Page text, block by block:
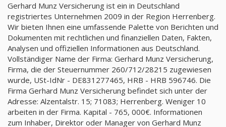
Gerhard Munz Versicherung ist ein in Deutschland
registriertes Unternehmen 2009 in der Region Herrenberg.
Wir bieten Ihnen eine umfassende Palette von Berichten und
Dokumenten mit rechtlichen und finanziellen Daten, Fakten,
Analysen und offiziellen Informationen aus Deutschland.
Vollständiger Name der Firma: Gerhard Munz Versicherung,
Firma, die der Steuernummer 260/712/28215 zugewiesen
wurde, USt-IdNr - DE831277465, HRB - HRB 596746. Die
Firma Gerhard Munz Versicherung befindet sich unter der
Adresse: Alzentalstr. 15; 71083; Herrenberg. Weniger 10
arbeiten in der Firma. Kapital - 765, 000€. Informationen
zum Inhaber, Direktor oder Manager von Gerhard Munz